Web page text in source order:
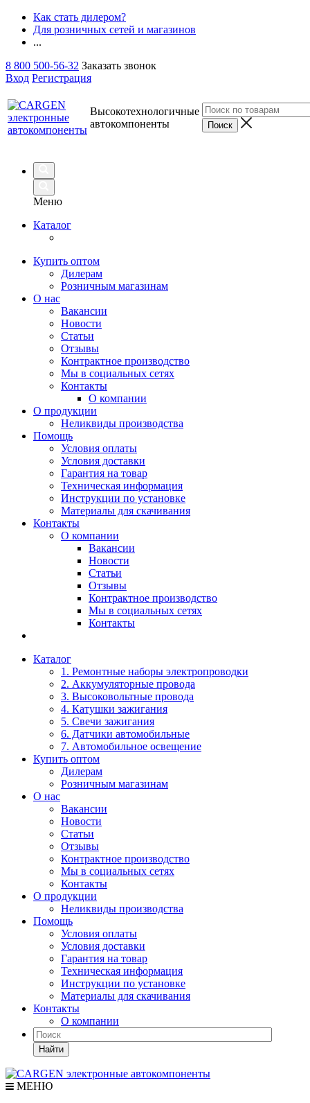
Как стать дилером?
Для розничных сетей и магазинов
...
8 800 500-56-32 Заказать звонок
Вход Регистрация
Высокотехнологичные
автокомпоненты
Меню
Каталог
Купить оптом
Дилерам
Розничным магазинам
О нас
Вакансии
Новости
Статьи
Отзывы
Контрактное производство
Мы в социальных сетях
Контакты
О компании
О продукции
Неликвиды производства
Помощь
Условия оплаты
Условия доставки
Гарантия на товар
Техническая информация
Инструкции по установке
Материалы для скачивания
Контакты
О компании
Вакансии
Новости
Статьи
Отзывы
Контрактное производство
Мы в социальных сетях
Контакты
Каталог
1. Ремонтные наборы электропроводки
2. Аккумуляторные провода
3. Высоковольтные провода
4. Катушки зажигания
5. Свечи зажигания
6. Датчики автомобильные
7. Автомобильное освещение
Купить оптом
Дилерам
Розничным магазинам
О нас
Вакансии
Новости
Статьи
Отзывы
Контрактное производство
Мы в социальных сетях
Контакты
О продукции
Неликвиды производства
Помощь
Условия оплаты
Условия доставки
Гарантия на товар
Техническая информация
Инструкции по установке
Материалы для скачивания
Контакты
О компании
Найти
МЕНЮ